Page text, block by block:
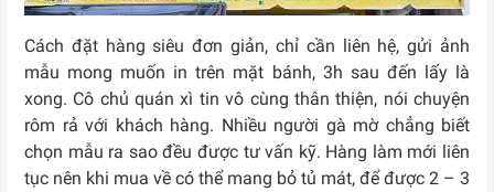
Cách đặt hàng siêu đơn giản, chỉ cần liên hệ, gửi ảnh
mẫu mong muốn in trên mặt bánh, 3h sau đến lấy là
xong. Cô chủ quán xì tin vô cùng thân thiện, nói chuyện
rôm rả với khách hàng. Nhiều người gà mờ chẳng biết
chọn mẫu ra sao đều được tư vấn kỹ. Hàng làm mới liên
tục nên khi mua về có thể mang bỏ tủ mát, để được 2 – 3